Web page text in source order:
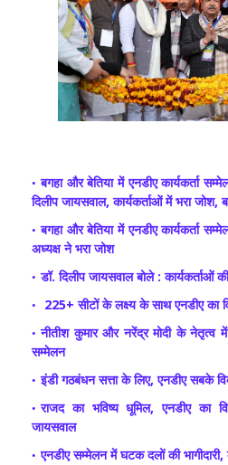
बगहा और बेतिया में एनडीए कार्यकर्ता
दिलीप जायसवाल, कार्यकर्ताओं में भरा जोश,
बगहा और बेतिया में एनडीए कार्यकर्ता
अध्यक्ष ने भरा जोश
डॉ. दिलीप जायसवाल बोले : कार्यकर्ताओं
225+ सीटों के लक्ष्य के साथ एनडीए का
नीतीश कुमार और नरेंद्र मोदी के नेतृत्व में
सम्मेलन
इंडी गठबंधन सत्ता के लिए, एनडीए सबके
राजद का भविष्य धूमिल, एनडीए का
जायसवाल
एनडीए सम्मेलन में घटक दलों की भागीदारी,